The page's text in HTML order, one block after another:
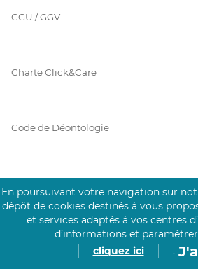
CGU / GGV
Charte Click&Care
Code de Déontologie
Prérequis Click&Care
En poursuivant votre navigation sur
dépôt de cookies destinés à vous
et services adaptés à vos centres
d’informations et
cliquez ici
.